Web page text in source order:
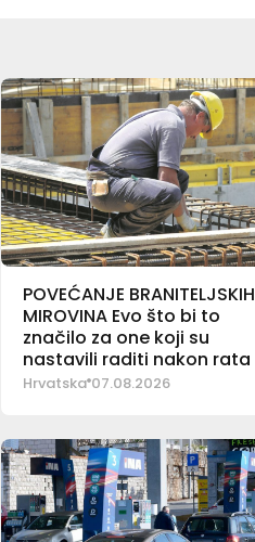
POVEĆANJE BRANITELJSKIH
MIROVINA Evo što bi to
značilo za one koji su
nastavili raditi nakon rata
Hrvatska 07.08.2026